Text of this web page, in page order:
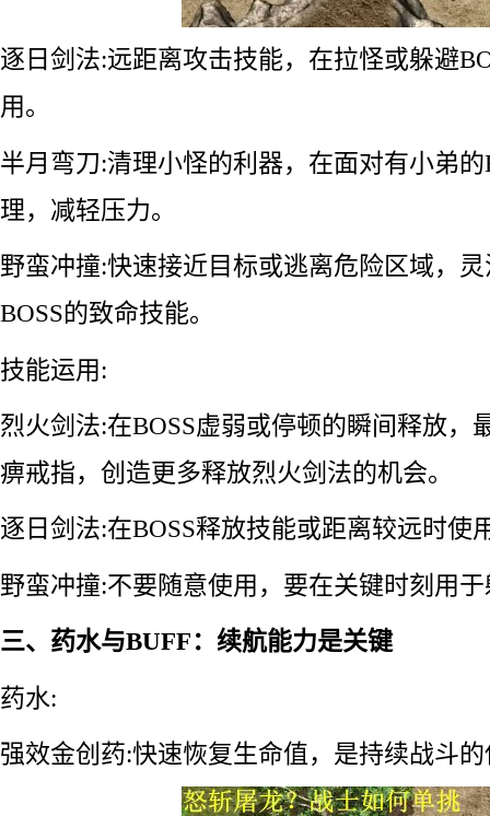
逐日剑法:远距离攻击技能，在拉怪或躲避
用。
半月弯刀:清理小怪的利器，在面对有小弟
理，减轻压力。
野蛮冲撞:快速接近目标或逃离危险区域，
BOSS的致命技能。
技能运用:
烈火剑法:在BOSS虚弱或停顿的瞬间释放，
痹戒指，创造更多释放烈火剑法的机会。
逐日剑法:在BOSS释放技能或距离较远时使
野蛮冲撞:不要随意使用，要在关键时刻用
三、药水与BUFF：续航能力是关键
药水:
强效金创药:快速恢复生命值，是持续战斗